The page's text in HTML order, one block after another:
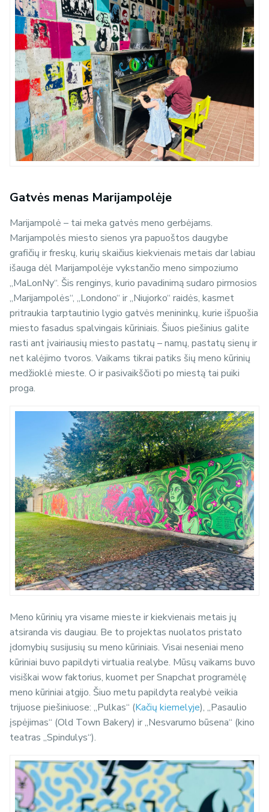
Gatvės menas Marijampolėje
Marijampolė – tai meka gatvės meno gerbėjams.
Marijampolės miesto sienos yra papuoštos daugybe
grafičių ir freskų, kurių skaičius kiekvienais metais dar labiau
išauga dėl Marijampolėje vykstančio meno simpoziumo
„MaLonNy“. Šis renginys, kurio pavadinimą sudaro pirmosios
„Marijampolės“, „Londono“ ir „Niujorko“ raidės, kasmet
pritraukia tarptautinio lygio gatvės menininkų, kurie išpuošia
miesto fasadus spalvingais kūriniais. Šiuos piešinius galite
rasti ant įvairiausių miesto pastatų – namų, pastatų sienų ir
net kalėjimo tvoros. Vaikams tikrai patiks šių meno kūrinių
medžioklė mieste. O ir pasivaikščioti po miestą tai puiki
proga.
Meno kūrinių yra visame mieste ir kiekvienais metais jų
atsiranda vis daugiau. Be to projektas nuolatos pristato
įdomybių susijusių su meno kūriniais. Visai neseniai meno
kūriniai buvo papildyti virtualia realybe. Mūsų vaikams buvo
visiškai wow faktorius, kuomet per Snapchat programėlę
meno kūriniai atgijo. Šiuo metu papildyta realybė veikia
trijuose piešiniuose: „Pulkas“ (Kačių kiemelyje), „Pasaulio
įspėjimas“ (Old Town Bakery) ir „Nesvarumo būsena“ (kino
teatras „Spindulys“).